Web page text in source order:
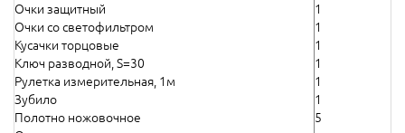
Очки защитный
1
Очки со светофильтром
1
Кусачки торцовые
1
Ключ разводной,S=30
1
Рулетка измерительная, 1м
1
Зубило
1
Полотно ножовочное
5